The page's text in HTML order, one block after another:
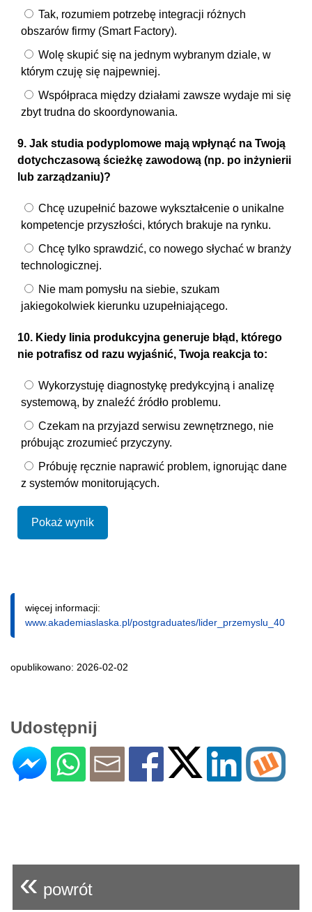
Tak, rozumiem potrzebę integracji różnych
obszarów firmy (Smart Factory).
Wolę skupić się na jednym wybranym dziale, w
którym czuję się najpewniej.
Współpraca między działami zawsze wydaje mi się
zbyt trudna do skoordynowania.
9. Jak studia podyplomowe mają wpłynąć na Twoją
dotychczasową ścieżkę zawodową (np. po inżynierii
lub zarządzaniu)?
Chcę uzupełnić bazowe wykształcenie o unikalne
kompetencje przyszłości, których brakuje na rynku.
Chcę tylko sprawdzić, co nowego słychać w branży
technologicznej.
Nie mam pomysłu na siebie, szukam
jakiegokolwiek kierunku uzupełniającego.
10. Kiedy linia produkcyjna generuje błąd, którego
nie potrafisz od razu wyjaśnić, Twoja reakcja to:
Wykorzystuję diagnostykę predykcyjną i analizę
systemową, by znaleźć źródło problemu.
Czekam na przyjazd serwisu zewnętrznego, nie
próbując zrozumieć przyczyny.
Próbuję ręcznie naprawić problem, ignorując dane
z systemów monitorujących.
Pokaż wynik
więcej informacji:
www.akademiaslaska.pl/postgraduates/lider_przemyslu_40
opublikowano: 2026-02-02
Udostępnij
« powrót